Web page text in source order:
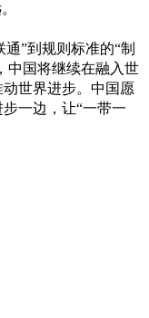
”到规则标准的“制
中国将继续在融入世
世界进步。中国愿
一边，让“一带一